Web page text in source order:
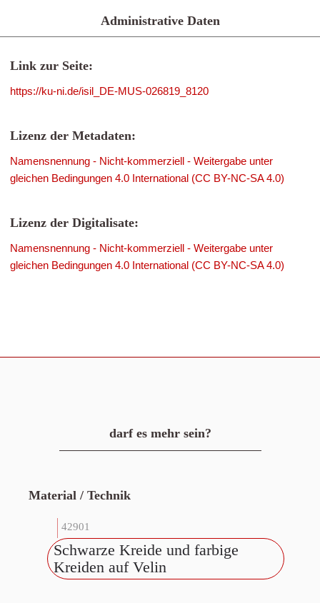
Administrative Daten
Link zur Seite:
https://ku-ni.de/isil_DE-MUS-026819_8120
Lizenz der Metadaten:
Namensnennung - Nicht-kommerziell - Weitergabe unter
gleichen Bedingungen 4.0 International (CC BY-NC-SA 4.0)
Lizenz der Digitalisate:
Namensnennung - Nicht-kommerziell - Weitergabe unter
gleichen Bedingungen 4.0 International (CC BY-NC-SA 4.0)
darf es mehr sein?
Material / Technik
42901
Schwarze Kreide und farbige
Kreiden auf Velin